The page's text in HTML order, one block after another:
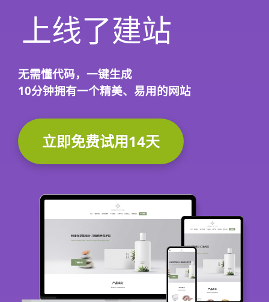
上线了建站
无需懂代码， 一键生成
10分钟拥有一个精美、易用的网站
立即免费试用14天